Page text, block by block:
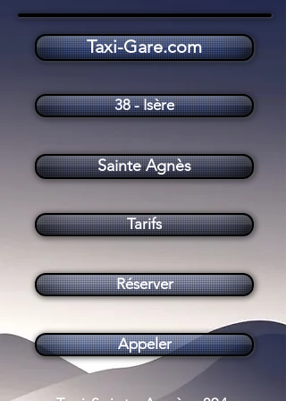
Tarifs
Taxi Sainte Agnès (38190)
Sainte Agnès
Taxi-Gare.com
Réserver
Appeler
38 - Isère